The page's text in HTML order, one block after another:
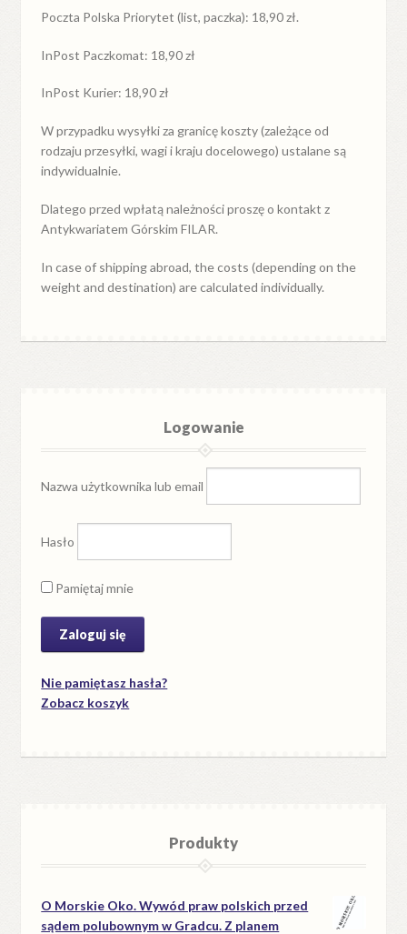
Poczta Polska Priorytet (list, paczka): 18,90 zł.
InPost Paczkomat: 18,90 zł
InPost Kurier: 18,90 zł
W przypadkuwysyłkiza granicękoszty (zależące od
rodzaju przesyłki, wagi i kraju docelowego) ustalane są
indywidualnie.
Dlatego przed wpłatą należności proszę o kontakt z
Antykwariatem Górskim FILAR.
In case of shipping abroad, the costs (depending on the
weight and destination) are calculated individually.
Logowanie
Nazwa użytkownika lub email
Hasło
Pamiętaj mnie
Nie pamiętasz hasła?
Zobacz koszyk
Produkty
O Morskie Oko. Wywód praw polskich przed
sądem polubownym w Gradcu. Z planem